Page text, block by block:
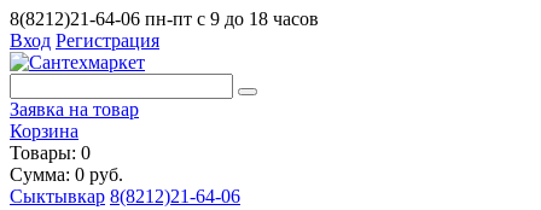
8(8212)21-64-06 пн-пт с 9 до 18 часов
Вход Регистрация
Заявка на товар
Корзина
Товары: 0
Сумма: 0 руб.
Сыктывкар 8(8212)21-64-06